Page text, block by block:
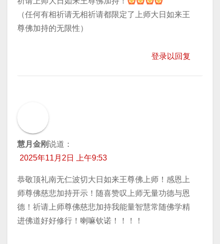
（任何有相祈请无相祈请都限定了上师大日如来王
尊佛加持的无限性）
登录以回复
慧月金刚说道：
2025年11月2日 上午9:53
恭敬顶礼南无仁波切大日如来王尊佛上师！感恩上
师尊佛慈悲加持开示！随喜赞叹上师无量功德与恩
德！祈请上师尊佛慈悲加持我能量智慧常随佛学精
进佛道好好修行！喇嘛钦诺！！！！